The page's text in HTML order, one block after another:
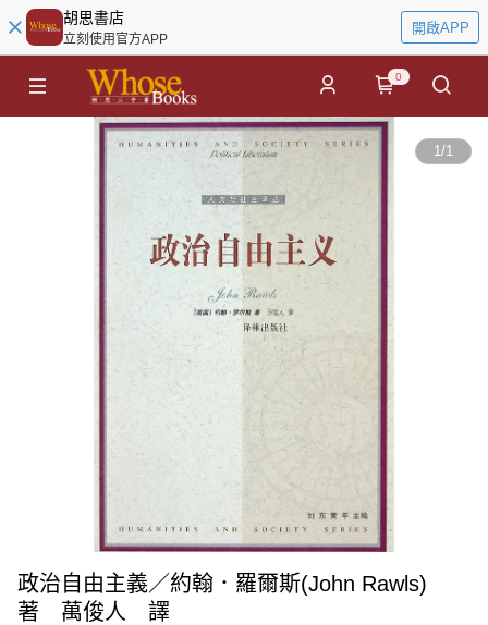
胡思書店
立刻使用官方APP
開啟APP
0
1/1
政治自由主義／約翰．羅爾斯(John Rawls)
著 萬俊人 譯